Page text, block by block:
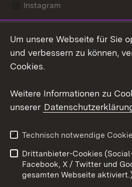
Instagram
Social Wall
Youtube
Kontakt
Barrierefreiheit
Impressum
Um unsere Webseite für Sie
und verbessern zu können,
Cookies.
Weitere Informationen zu
unserer
Technisch notwendige
Drittanbieter-Cookies
Facebook, X / Twitter und
gesamten Webseite aktiviert.)